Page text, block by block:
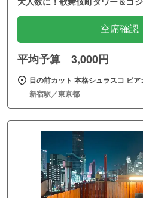
空席確認
平均予算 3,000円
目の前カット 本格シュラスコ ビ
新宿駅／東京都